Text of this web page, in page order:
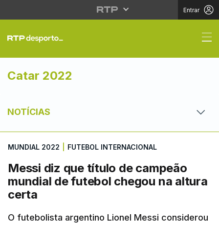
Entrar
Mundial 2022 |
Catar 2022
NOTÍCIAS
MUNDIAL 2022 FUTEBOL INTERNACIONAL
Messi diz que título de campeão
mundial de futebol chegou na altura
certa
O futebolista argentino Lionel Messi considerou